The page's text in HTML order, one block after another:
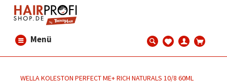
Menü
WELLA KOLESTON PERFECT ME+ RICH NATURALS 10/8 60ML